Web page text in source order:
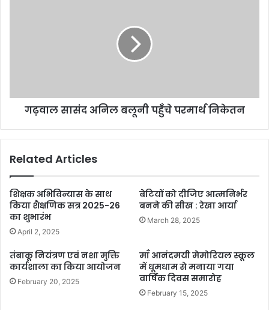
गढ़वाल सासंद अनिल बलूनी पहुँचे परमार्थ निकेतन
Related Articles
शिक्षक अभिविन्यास के साथ
किया शैक्षणिक सत्र 2025-26
का शुभारंभ
April 2, 2025
बेटियों को दीजिए आत्मनिर्भर
बनने की सीख : रेखा आर्या
March 28, 2025
तंबाकू नियंत्रण एवं नशा मुक्ति
कार्यशाला का किया आयोजन
February 20, 2025
माँ आनंदमयी मेमोरियल स्कूल
में धूमधाम से मनाया गया
वार्षिक दिवस समारोह
February 15, 2025